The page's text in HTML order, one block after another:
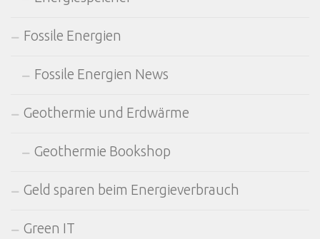
Fossile Energien
Fossile Energien News
Geothermie und Erdwärme
Geothermie Bookshop
Geld sparen beim Energieverbrauch
Green IT